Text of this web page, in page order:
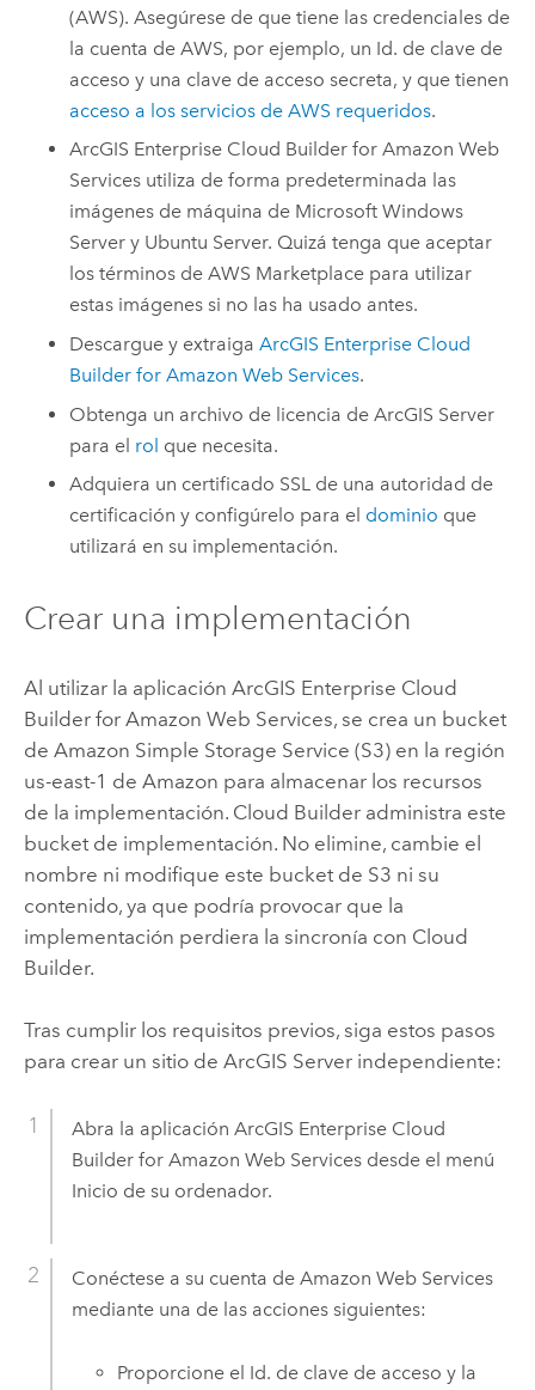
(AWS). Asegúrese de que tiene las credenciales de
la cuenta deAWS, por ejemplo, un Id. de clave de
acceso y una clave de acceso secreta, y que tienen
acceso a los servicios deAWS requeridos.
ArcGIS Enterprise Cloud Builder for Amazon Web
Services utiliza de forma predeterminada las
imágenes de máquina de Microsoft Windows
Server y Ubuntu Server. Quizá tenga que aceptar
los términos deAWS Marketplace para utilizar
estas imágenes si no las ha usado antes.
Descargue y extraigaArcGIS Enterprise Cloud
Builder for Amazon Web Services.
Obtenga un archivo de licencia deArcGIS Server
para el rol que necesita.
Adquiera un certificado SSL de una autoridad de
certificación y configúrelo para el dominio que
utilizará en su implementación.
Crear una implementación
Al utilizar la aplicación ArcGIS Enterprise Cloud
Builder for Amazon Web Services, se crea un bucket
de Amazon Simple Storage Service (S3)en la región
us-east-1 de Amazon para almacenar los recursos
de la implementación. Cloud Builderadministra este
bucket de implementación. No elimine, cambie el
nombre ni modifique este bucket de S3 ni su
contenido, ya que podría provocar que la
implementación perdiera la sincronía con Cloud
Builder.
Tras cumplir los requisitos previos, siga estos pasos
para crear un sitio de ArcGIS Serverindependiente:
Abra la aplicación ArcGIS Enterprise Cloud
Builder for Amazon Web Servicesdesde el menú
Inicio de su ordenador.
Conéctese a su cuenta de Amazon Web Services
mediante una de las acciones siguientes:
Proporcione el Id. de clave de acceso y la